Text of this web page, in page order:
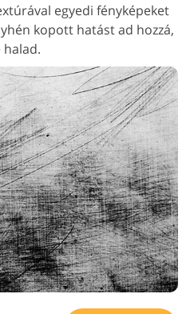
egyedi fényképeket
kopott hatást ad hozzá,